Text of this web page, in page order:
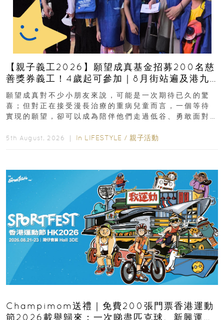
【親子義工2026】願望成真基金招募200名慈
善獎券義工！4歲起可參加｜8月街站遍及港九
新界
願望成真對不少小朋友來說，可能是一次期待已久的驚
喜；但對正在接受漫長治療的重病兒童而言，一個等待
實現的願望，卻可以成為陪伴他們走過低谷、勇敢面對
5th August, 2026 ｜ In LIFESTYLE / 親子活動
Champimom送禮｜免費200張門票香港運動
節2026載譽歸來：一次睇盡匹克球、新興運